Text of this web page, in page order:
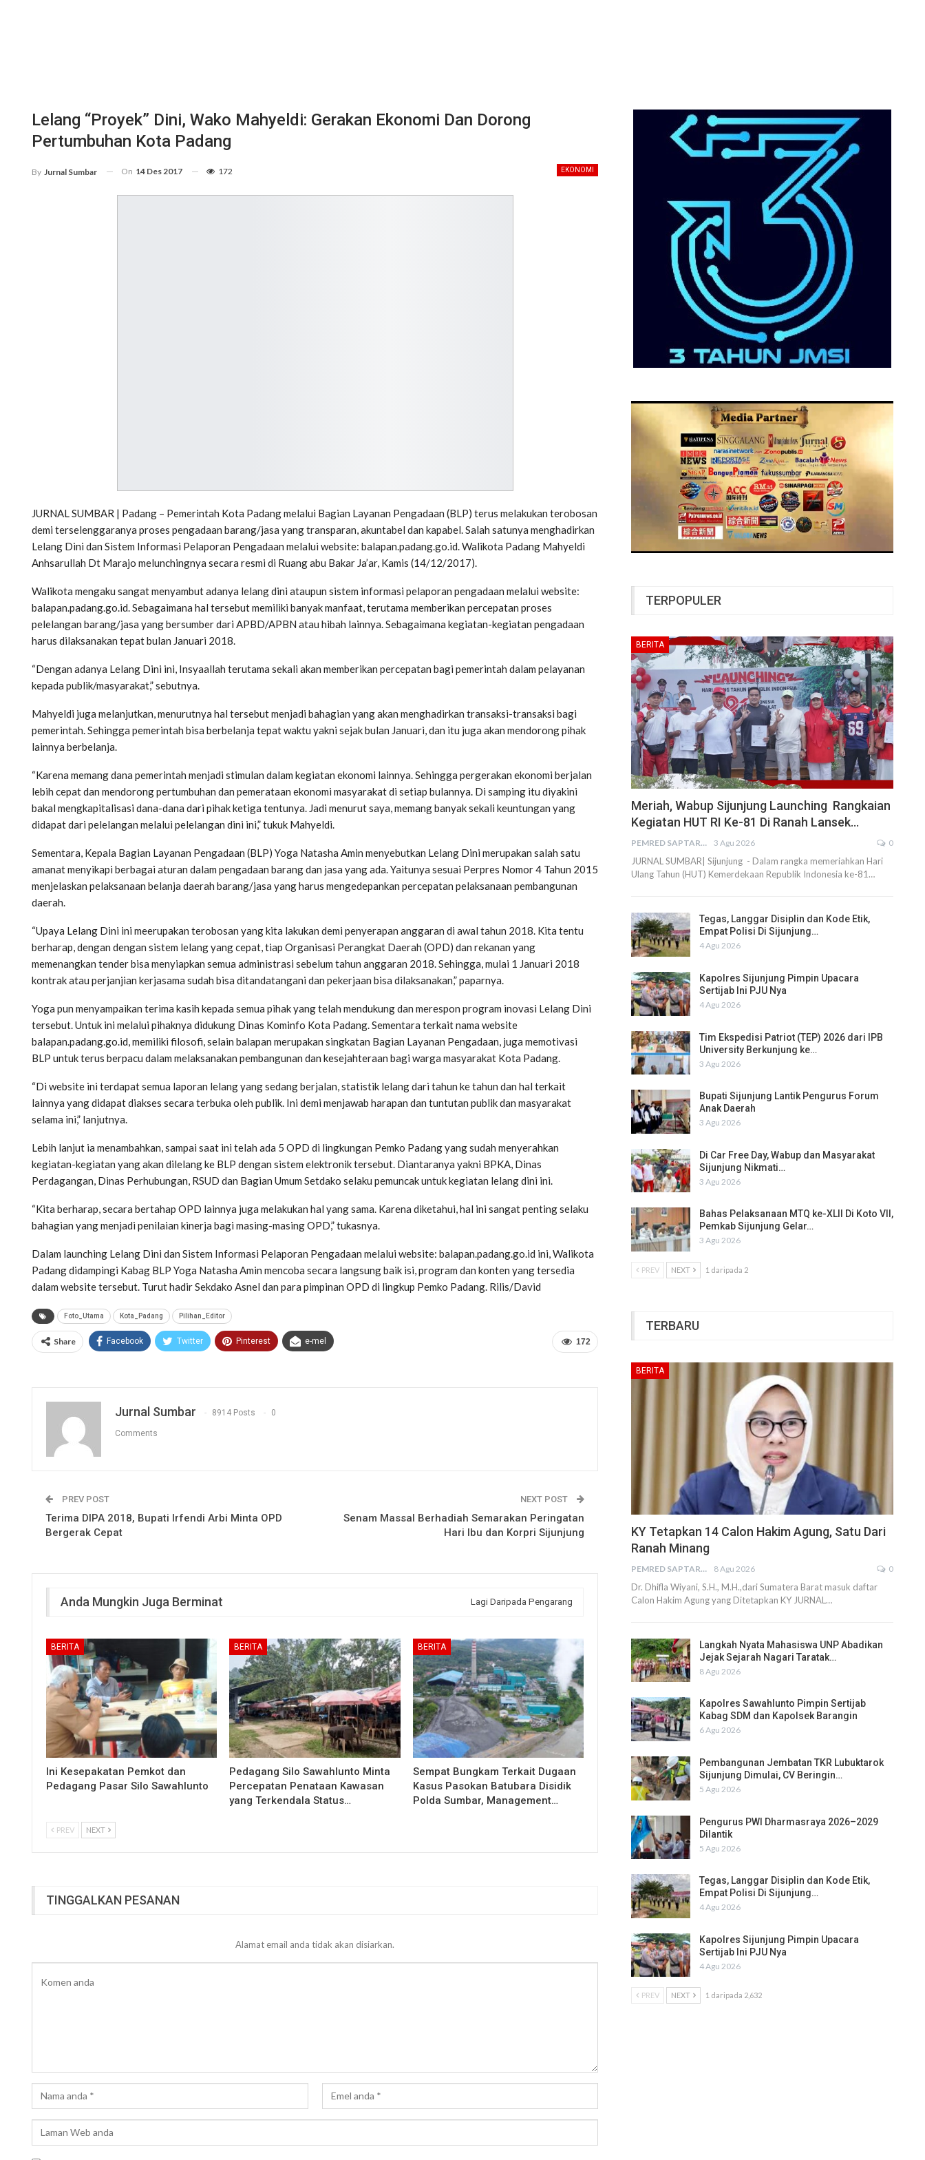
Lelang “Proyek” Dini, Wako Mahyeldi: Gerakan Ekonomi Dan Dorong
Pertumbuhan Kota Padang
EKONOMI
By Jurnal Sumbar On 14 Des 2017 172
JURNAL SUMBAR | Padang – Pemerintah Kota Padang melalui Bagian Layanan Pengadaan (BLP) terus melakukan terobosan
demi terselenggaranya proses pengadaan barang/jasa yang transparan, akuntabel dan kapabel. Salah satunya menghadirkan
Lelang Dini dan Sistem Informasi Pelaporan Pengadaan melalui website: balapan.padang.go.id. Walikota Padang Mahyeldi
Anhsarullah Dt Marajo melunchingnya secara resmi di Ruang abu Bakar Ja’ar, Kamis (14/12/2017).
Walikota mengaku sangat menyambut adanya lelang dini ataupun sistem informasi pelaporan pengadaan melalui website:
balapan.padang.go.id. Sebagaimana hal tersebut memiliki banyak manfaat, terutama memberikan percepatan proses
pelelangan barang/jasa yang bersumber dari APBD/APBN atau hibah lainnya. Sebagaimana kegiatan-kegiatan pengadaan
harus dilaksanakan tepat bulan Januari 2018.
“Dengan adanya Lelang Dini ini, Insyaallah terutama sekali akan memberikan percepatan bagi pemerintah dalam pelayanan
kepada publik/masyarakat,” sebutnya.
Mahyeldi juga melanjutkan, menurutnya hal tersebut menjadi bahagian yang akan menghadirkan transaksi-transaksi bagi
pemerintah. Sehingga pemerintah bisa berbelanja tepat waktu yakni sejak bulan Januari, dan itu juga akan mendorong pihak
lainnya berbelanja.
“Karena memang dana pemerintah menjadi stimulan dalam kegiatan ekonomi lainnya. Sehingga pergerakan ekonomi berjalan
lebih cepat dan mendorong pertumbuhan dan pemerataan ekonomi masyarakat di setiap bulannya. Di samping itu diyakini
bakal mengkapitalisasi dana-dana dari pihak ketiga tentunya. Jadi menurut saya, memang banyak sekali keuntungan yang
didapat dari pelelangan melalui pelelangan dini ini,” tukuk Mahyeldi.
Sementara, Kepala Bagian Layanan Pengadaan (BLP) Yoga Natasha Amin menyebutkan Lelang Dini merupakan salah satu
amanat menyikapi berbagai aturan dalam pengadaan barang dan jasa yang ada. Yaitunya sesuai Perpres Nomor 4 Tahun 2015
menjelaskan pelaksanaan belanja daerah barang/jasa yang harus mengedepankan percepatan pelaksanaan pembangunan
daerah.
“Upaya Lelang Dini ini meerupakan terobosan yang kita lakukan demi penyerapan anggaran di awal tahun 2018. Kita tentu
berharap, dengan dengan sistem lelang yang cepat, tiap Organisasi Perangkat Daerah (OPD) dan rekanan yang
memenangkan tender bisa menyiapkan semua administrasi sebelum tahun anggaran 2018. Sehingga, mulai 1 Januari 2018
kontrak atau perjanjian kerjasama sudah bisa ditandatangani dan pekerjaan bisa dilaksanakan,” paparnya.
Yoga pun menyampaikan terima kasih kepada semua pihak yang telah mendukung dan merespon program inovasi Lelang Dini
tersebut. Untuk ini melalui pihaknya didukung Dinas Kominfo Kota Padang. Sementara terkait nama website
balapan.padang.go.id, memiliki filosofi, selain balapan merupakan singkatan Bagian Layanan Pengadaan, juga memotivasi
BLP untuk terus berpacu dalam melaksanakan pembangunan dan kesejahteraan bagi warga masyarakat Kota Padang.
“Di website ini terdapat semua laporan lelang yang sedang berjalan, statistik lelang dari tahun ke tahun dan hal terkait
lainnya yang didapat diakses secara terbuka oleh publik. Ini demi menjawab harapan dan tuntutan publik dan masyarakat
selama ini,” lanjutnya.
Lebih lanjut ia menambahkan, sampai saat ini telah ada 5 OPD di lingkungan Pemko Padang yang sudah menyerahkan
kegiatan-kegiatan yang akan dilelang ke BLP dengan sistem elektronik tersebut. Diantaranya yakni BPKA, Dinas
Perdagangan, Dinas Perhubungan, RSUD dan Bagian Umum Setdako selaku pemuncak untuk kegiatan lelang dini ini.
“Kita berharap, secara bertahap OPD lainnya juga melakukan hal yang sama. Karena diketahui, hal ini sangat penting selaku
bahagian yang menjadi penilaian kinerja bagi masing-masing OPD,” tukasnya.
Dalam launching Lelang Dini dan Sistem Informasi Pelaporan Pengadaan melalui website: balapan.padang.go.id ini, Walikota
Padang didampingi Kabag BLP Yoga Natasha Amin mencoba secara langsung baik isi, program dan konten yang tersedia
dalam website tersebut. Turut hadir Sekdako Asnel dan para pimpinan OPD di lingkup Pemko Padang. Rilis/David
Foto_Utama Kota_Padang Pilihan_Editor
172
Share Facebook Twitter Pinterest e-mel
Jurnal Sumbar 8914 Posts 0
Comments
PREV POST
Terima DIPA 2018, Bupati Irfendi Arbi Minta OPD
Bergerak Cepat
NEXT POST
Senam Massal Berhadiah Semarakan Peringatan
Hari Ibu dan Korpri Sijunjung
Anda Mungkin Juga Berminat Lagi Daripada Pengarang
BERITA
Ini Kesepakatan Pemkot dan
Pedagang Pasar Silo Sawahlunto
BERITA
Pedagang Silo Sawahlunto Minta
Percepatan Penataan Kawasan
yang Terkendala Status…
BERITA
Sempat Bungkam Terkait Dugaan
Kasus Pasokan Batubara Disidik
Polda Sumbar, Management…
PREV NEXT
TINGGALKAN PESANAN
Alamat email anda tidak akan disiarkan.
TERPOPULER
BERITA
Meriah, Wabup Sijunjung Launching Rangkaian
Kegiatan HUT RI Ke-81 Di Ranah Lansek…
PEMRED SAPTARIUS 3 Agu 2026 0
JURNAL SUMBAR| Sijunjung - Dalam rangka memeriahkan Hari
Ulang Tahun (HUT) Kemerdekaan Republik Indonesia ke-81…
Tegas, Langgar Disiplin dan Kode Etik,
Empat Polisi Di Sijunjung…
4 Agu 2026
Kapolres Sijunjung Pimpin Upacara
Sertijab Ini PJU Nya
4 Agu 2026
Tim Ekspedisi Patriot (TEP) 2026 dari IPB
University Berkunjung ke…
3 Agu 2026
Bupati Sijunjung Lantik Pengurus Forum
Anak Daerah
3 Agu 2026
Di Car Free Day, Wabup dan Masyarakat
Sijunjung Nikmati…
3 Agu 2026
Bahas Pelaksanaan MTQ ke-XLII Di Koto VII,
Pemkab Sijunjung Gelar…
3 Agu 2026
PREV NEXT 1 daripada 2
TERBARU
BERITA
KY Tetapkan 14 Calon Hakim Agung, Satu Dari
Ranah Minang
PEMRED SAPTARIUS 8 Agu 2026 0
Dr. Dhifla Wiyani, S.H., M.H.,dari Sumatera Barat masuk daftar
Calon Hakim Agung yang Ditetapkan KY JURNAL…
Langkah Nyata Mahasiswa UNP Abadikan
Jejak Sejarah Nagari Taratak…
8 Agu 2026
Kapolres Sawahlunto Pimpin Sertijab
Kabag SDM dan Kapolsek Barangin
6 Agu 2026
Pembangunan Jembatan TKR Lubuktarok
Sijunjung Dimulai, CV Beringin…
5 Agu 2026
Pengurus PWI Dharmasraya 2026–2029
Dilantik
5 Agu 2026
Tegas, Langgar Disiplin dan Kode Etik,
Empat Polisi Di Sijunjung…
4 Agu 2026
Kapolres Sijunjung Pimpin Upacara
Sertijab Ini PJU Nya
4 Agu 2026
PREV NEXT 1 daripada 2,632